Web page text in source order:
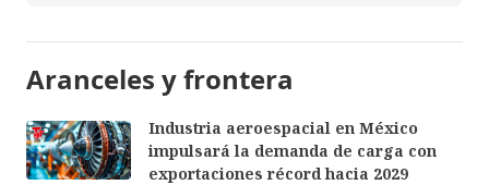
Aranceles y frontera
Industria aeroespacial en México
impulsará la demanda de carga con
exportaciones récord hacia 2029